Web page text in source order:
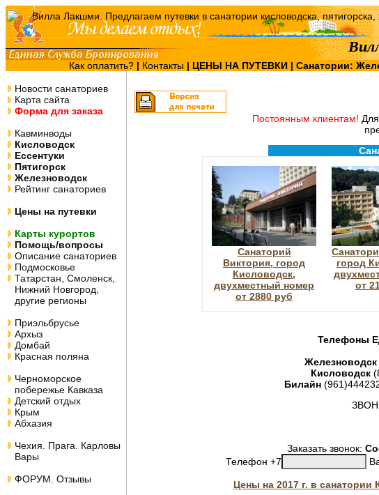
Как оплатить? | Контакты | ЦЕНЫ НА ПУТЕВКИ| Санатории:
Новости санаториев
Карта сайта
Форма для заказа
Кавминводы
Кисловодск
Ессентуки
Пятигорск
Железноводск
Рейтинг санаториев
Цены на путевки
Карты курортов
Помощь/вопросы
Описание санаториев
Подмосковье
Татарстан, Смоленск,
Нижний Новгород,
другие регионы
Приэльбрусье
Архыз
Домбай
Красная поляна
Черноморское
побережье Кавказа
Детский отдых
Крым
Абхазия
Чехия. Прага. Карловы
Вары
ФОРУМ. Отзывы
Постоянным клиентам!
Санаторий
Виктория, город
Кисловодск,
двухместный номер
от 2880 руб
город
от
Телефоны
Железноводск
Кисловодск
Билайн
Заказать звонок:
Телефон +7
Цены на 2017 г. в санатории